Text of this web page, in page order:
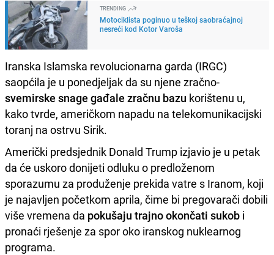
TRENDING
Motociklista poginuo u teškoj saobraćajnoj
nesreći kod Kotor Varoša
Iranska Islamska revolucionarna garda (IRGC)
saopćila je u ponedjeljak da su njene zračno-
svemirske snage gađale zračnu bazu korištenu u,
kako tvrde, američkom napadu na telekomunikacijski
toranj na ostrvu Sirik.
Američki predsjednik Donald Trump izjavio je u petak
da će uskoro donijeti odluku o predloženom
sporazumu za produženje prekida vatre s Iranom, koji
je najavljen početkom aprila, čime bi pregovarači dobili
više vremena da pokušaju trajno okončati sukob i
pronaći rješenje za spor oko iranskog nuklearnog
programa.